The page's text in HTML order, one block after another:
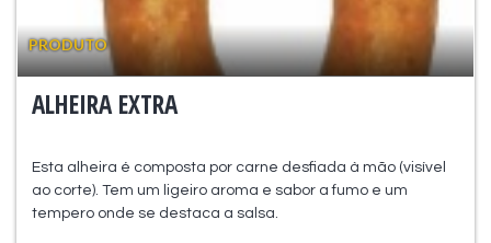
PRODUTO
ALHEIRA EXTRA
Esta alheira é composta por carne desfiada à mão (visível
ao corte). Tem um ligeiro aroma e sabor a fumo e um
tempero onde se destaca a salsa.